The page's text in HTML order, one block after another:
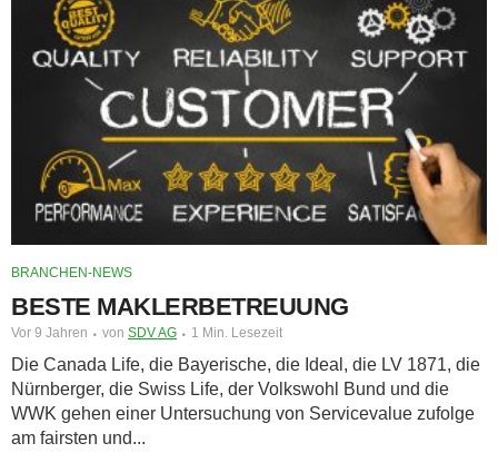
BRANCHEN-NEWS
BESTE MAKLERBETREUUNG
Vor 9 Jahren von SDV AG 1 Min. Lesezeit
Die Canada Life, die Bayerische, die Ideal, die LV 1871, die
Nürnberger, die Swiss Life, der Volkswohl Bund und die
WWK gehen einer Untersuchung von Servicevalue zufolge
am fairsten und...